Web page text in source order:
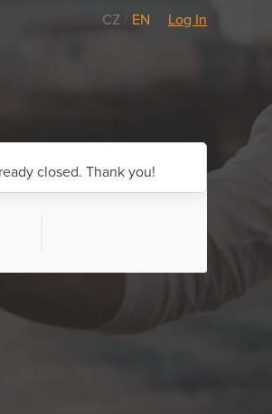
CZ / EN Log In
closed. Thank you!